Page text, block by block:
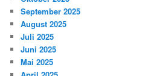
September 2025
August 2025
Juli 2025
Juni 2025
Mai 2025